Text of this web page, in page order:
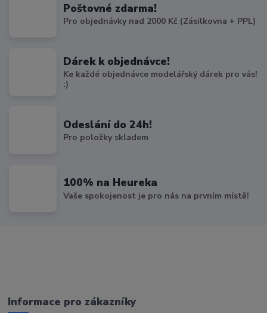
Poštovné zdarma!
Pro objednávky nad 2000 Kč (Zásilkovna + PPL)
Dárek k objednávce!
Ke každé objednávce modelářský dárek pro vás!
:)
Odeslání do 24h!
Pro položky skladem
100% na Heureka
Vaše spokojenost je pro nás na prvním místě!
Informace pro zákazníky